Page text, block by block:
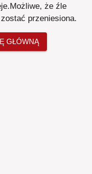
.Możliwe, że źle
przeniesiona.
GŁÓWNĄ